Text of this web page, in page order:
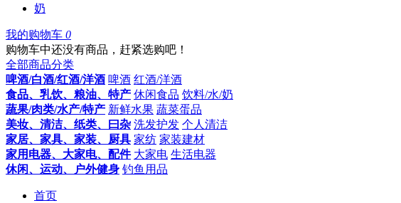
奶
我的购物车 0
购物车中还没有商品，赶紧选购吧！
全部商品分类
啤酒/白酒/红酒/洋酒 啤酒 红酒/洋酒
食品、乳饮、粮油、特产 休闲食品 饮料/水/奶
蔬果/肉类/水产/特产 新鲜水果 蔬菜蛋品
美妆、清洁、纸类、曰杂 洗发护发 个人清洁
家居、家具、家装、厨具 家纺 家装建材
家用电器、大家电、配件 大家电 生活电器
休闲、运动、户外健身 钓鱼用品
首页